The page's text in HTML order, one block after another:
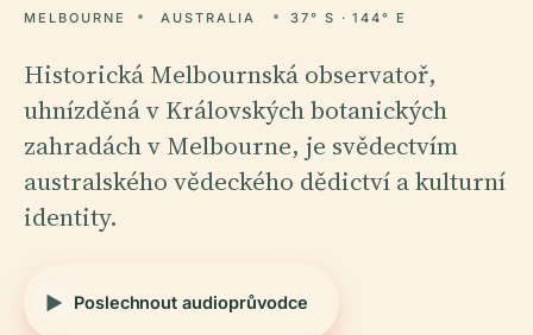
MELBOURNE AUSTRALIA 37° S · 144° E
Historická Melbournská observatoř,
uhnízděná v Královských botanických
zahradách v Melbourne, je svědectvím
australského vědeckého dědictví a kulturní
identity.
Poslechnout audioprůvodce